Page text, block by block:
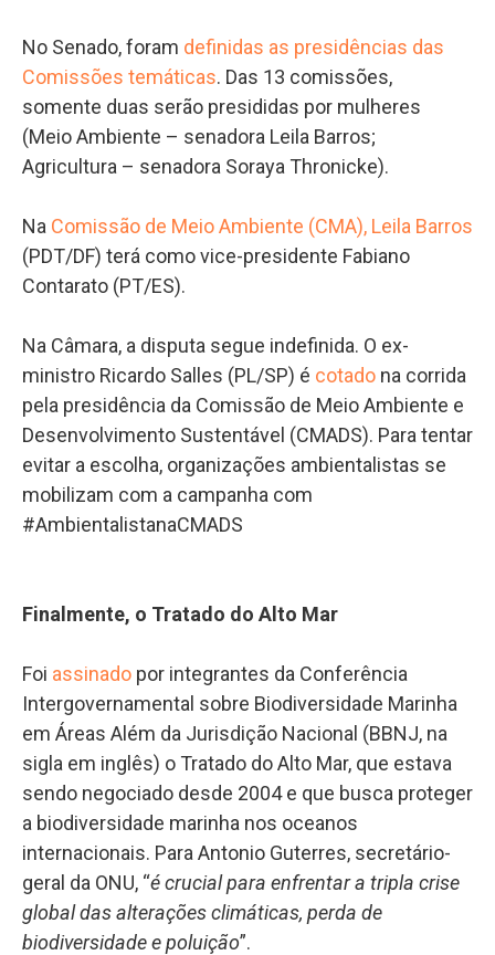
No Senado, foram definidas as presidências das
Comissões temáticas. Das 13 comissões,
somente duas serão presididas por mulheres
(Meio Ambiente – senadora Leila Barros;
Agricultura – senadora Soraya Thronicke).
Na Comissão de Meio Ambiente (CMA), Leila Barros
(PDT/DF) terá como vice-presidente Fabiano
Contarato (PT/ES).
Na Câmara, a disputa segue indefinida. O ex-
ministro Ricardo Salles (PL/SP) é cotado na corrida
pela presidência da Comissão de Meio Ambiente e
Desenvolvimento Sustentável (CMADS). Para tentar
evitar a escolha, organizações ambientalistas se
mobilizam com a campanha com
#AmbientalistanaCMADS
Finalmente, o Tratado do Alto Mar
Foi assinado por integrantes da Conferência
Intergovernamental sobre Biodiversidade Marinha
em Áreas Além da Jurisdição Nacional (BBNJ, na
sigla em inglês) o Tratado do Alto Mar, que estava
sendo negociado desde 2004 e que busca proteger
a biodiversidade marinha nos oceanos
internacionais. Para Antonio Guterres, secretário-
geral da ONU, “é crucial para enfrentar a tripla crise
global das alterações climáticas, perda de
biodiversidade e poluição”.